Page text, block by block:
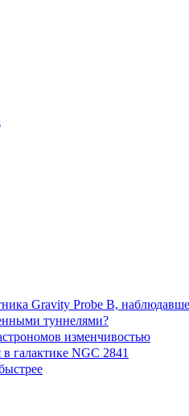
Gravity Probe B,
туннелями?
изменчивостью
галактике NGC 2841